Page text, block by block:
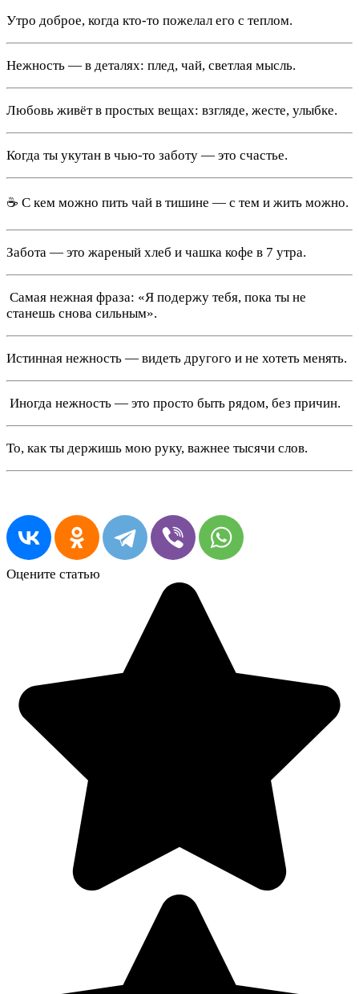
Утро доброе, когда кто-то пожелал его с теплом.
Нежность — в деталях: плед, чай, светлая мысль.
Любовь живёт в простых вещах: взгляде, жесте, улыбке.
Когда ты укутан в чью-то заботу — это счастье.
☕ С кем можно пить чай в тишине — с тем и жить можно.
Забота — это жареный хлеб и чашка кофе в 7 утра.
️ Самая нежная фраза: «Я подержу тебя, пока ты не
станешь снова сильным».
Истинная нежность — видеть другого и не хотеть менять.
️ Иногда нежность — это просто быть рядом, без причин.
То, как ты держишь мою руку, важнее тысячи слов.
Оцените статью